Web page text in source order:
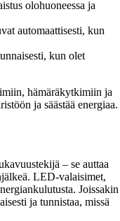
olohuoneessa ja
automaattisesti, kun
kun olet
hämäräkytkimiin ja
ja säästää energiaa.
– se auttaa
LED-valaisimet,
Joissakin
ja tunnistaa, missä